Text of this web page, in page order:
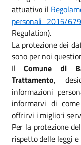
attuativo il
personali 2016/
Regulation).
La protezione dei
sono per noi
IlComune di
Trattamento,
informazioni
informarvi di
offrirvi i migliori
Per la protezione
rispetto delle leggi